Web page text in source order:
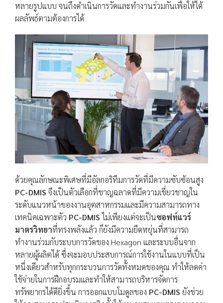
หลายรูปแบบ จนถึงดำเนินการวัดและทำงานร่วมกันเพื่อให้ได้
ผลลัพธ์ตามต้องการได้
ด้วยคุณลักษณะพิเศษที่มีอัลกอริทึมการวัดที่มีความซับซ้อนสูง
PC-DMIS จึงเป็นตัวเลือกที่ชาญฉลาดที่มีความเชี่ยวชาญใน
ระดับแนวหน้าของงานอุตสาหกรรมและมีความสามารถทาง
เทคนิคเฉพาะตัว PC-DMISไม่เพียงแต่จะเป็นซอฟท์แวร์
มาตรวิทยาที่ทรงพลังแล้ว ก็ยังมีความยืดหยุ่นที่สามารถ
ทำงานร่วมกับระบบการวัดของ Hexagon และระบบอื่นจาก
หลายผู้ผลิตได้ ซึ่งจะมอบประสบการณ์การใช้งานในแบบที่เป็น
หนึ่งเดียวสำหรับทุกกระบวนการวัดทั้งหมดของคุณ ทำให้ลดค่า
ใช้จ่ายในการฝึกอบรมและทำให้สามารถบริหารจัดการ
ทรัพยากรได้ดียิ่งขึ้น การออกแบบโมดูลของ PC-DMIS ยังช่วย